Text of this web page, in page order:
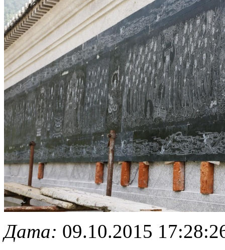
Дата: 09.10.2015